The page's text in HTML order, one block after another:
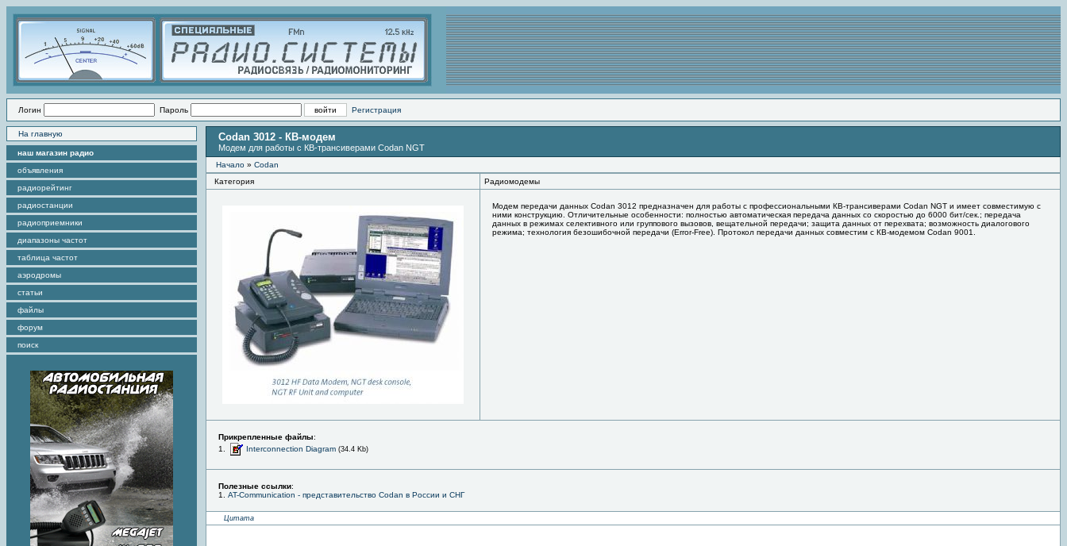
Логин Пароль Регистрация
На главную
наш магазин радио
объявления
радиорейтинг
радиостанции
радиоприемники
диапазоны частот
таблица частот
аэродромы
статьи
файлы
форум
поиск
Codan 3012 - КВ-модем
Модем для работы с КВ-трансиверами Codan NGT
Начало » Codan
Категория
Радиомодемы
Модем передачи данных Codan 3012 предназначен для работы с профессиональными КВ-трансиверами Codan NGT и имеет совместимую с
ними конструкцию. Отличительные особенности: полностью автоматическая передача данных со скоростью до 6000 бит/сек.; передача
данных в режимах селективного или группового вызовов, вещательной передачи; защита данных от перехвата; возможность диалогового
режима; технология безошибочной передачи (Error-Free). Протокол передачи данных совместим с КВ-модемом Codan 9001.
Прикрепленные файлы:
1.
Interconnection Diagram (34.4 Kb)
Полезные ссылки:
1. AT-Communication - представительство Codan в России и СНГ
Цитата